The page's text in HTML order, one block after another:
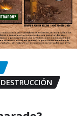
DESTRUCCIÓN